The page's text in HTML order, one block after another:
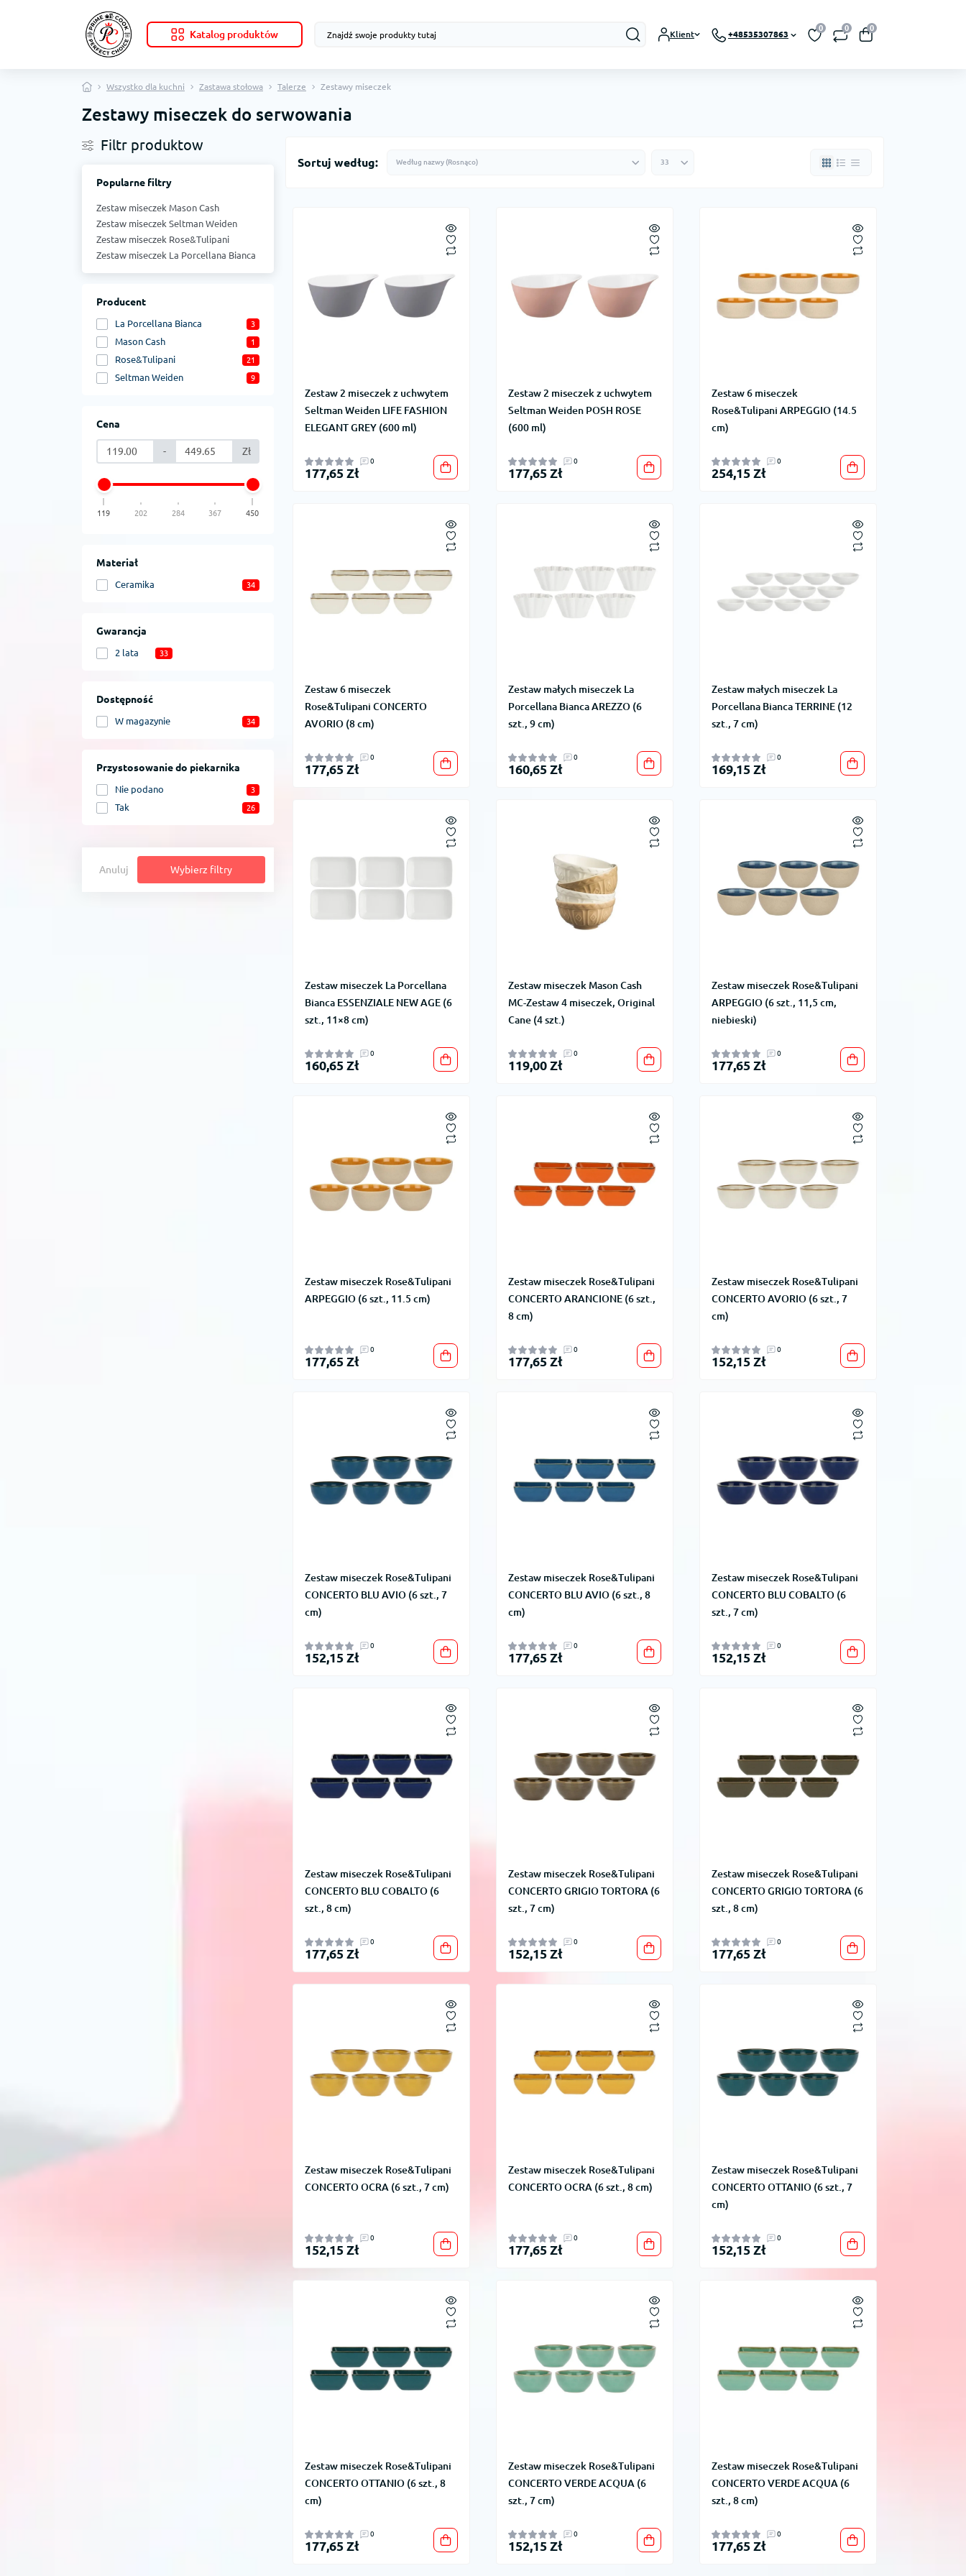
Katalog produktów Klient +48535307863
0 0 0
Wszystko dla kuchni Zastawa stołowa Talerze Zestawy miseczek
Zestawy miseczek do serwowania
Filtr produktow
Popularne filtry
Zestaw miseczek Mason Cash
Zestaw miseczek Seltman Weiden
Zestaw miseczek Rose&Tulipani
Zestaw miseczek La Porcellana Bianca
Producent
La Porcellana Bianca 3
Mason Cash 1
Rose&Tulipani 21
Seltman Weiden 9
Cena
- Zł
119 202 284 367 450
Materiał
Ceramika 34
Gwarancja
2 lata 33
Dostępność
W magazynie 34
Przystosowanie do piekarnika
Nie podano 3
Tak 26
Anuluj Wybierz filtry
Sortuj według:
Zestaw 2 miseczek z uchwytem
Seltman Weiden LIFE FASHION
ELEGANT GREY (600 ml)
0
177,65 Zł
Zestaw 2 miseczek z uchwytem
Seltman Weiden POSH ROSE
(600 ml)
0
177,65 Zł
Zestaw 6 miseczek
Rose&Tulipani ARPEGGIO (14.5
cm)
0
254,15 Zł
Zestaw 6 miseczek
Rose&Tulipani CONCERTO
AVORIO (8 cm)
0
177,65 Zł
Zestaw małych miseczek La
Porcellana Bianca AREZZO (6
szt., 9 cm)
0
160,65 Zł
Zestaw małych miseczek La
Porcellana Bianca TERRINE (12
szt., 7 cm)
0
169,15 Zł
Zestaw miseczek La Porcellana
Bianca ESSENZIALE NEW AGE (6
szt., 11×8 cm)
0
160,65 Zł
Zestaw miseczek Mason Cash
MC-Zestaw 4 miseczek, Original
Cane (4 szt.)
0
119,00 Zł
Zestaw miseczek Rose&Tulipani
ARPEGGIO (6 szt., 11,5 cm,
niebieski)
0
177,65 Zł
Zestaw miseczek Rose&Tulipani
ARPEGGIO (6 szt., 11.5 cm)
0
177,65 Zł
Zestaw miseczek Rose&Tulipani
CONCERTO ARANCIONE (6 szt.,
8 cm)
0
177,65 Zł
Zestaw miseczek Rose&Tulipani
CONCERTO AVORIO (6 szt., 7
cm)
0
152,15 Zł
Zestaw miseczek Rose&Tulipani
CONCERTO BLU AVIO (6 szt., 7
cm)
0
152,15 Zł
Zestaw miseczek Rose&Tulipani
CONCERTO BLU AVIO (6 szt., 8
cm)
0
177,65 Zł
Zestaw miseczek Rose&Tulipani
CONCERTO BLU COBALTO (6
szt., 7 cm)
0
152,15 Zł
Zestaw miseczek Rose&Tulipani
CONCERTO BLU COBALTO (6
szt., 8 cm)
0
177,65 Zł
Zestaw miseczek Rose&Tulipani
CONCERTO GRIGIO TORTORA (6
szt., 7 cm)
0
152,15 Zł
Zestaw miseczek Rose&Tulipani
CONCERTO GRIGIO TORTORA (6
szt., 8 cm)
0
177,65 Zł
Zestaw miseczek Rose&Tulipani
CONCERTO OCRA (6 szt., 7 cm)
0
152,15 Zł
Zestaw miseczek Rose&Tulipani
CONCERTO OCRA (6 szt., 8 cm)
0
177,65 Zł
Zestaw miseczek Rose&Tulipani
CONCERTO OTTANIO (6 szt., 7
cm)
0
152,15 Zł
Zestaw miseczek Rose&Tulipani
CONCERTO OTTANIO (6 szt., 8
cm)
0
177,65 Zł
Zestaw miseczek Rose&Tulipani
CONCERTO VERDE ACQUA (6
szt., 7 cm)
0
152,15 Zł
Zestaw miseczek Rose&Tulipani
CONCERTO VERDE ACQUA (6
szt., 8 cm)
0
177,65 Zł